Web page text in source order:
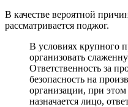
В качестве вероятной
рассматривается поджог.
В условиях крупного
организовать
Ответственность за
безопасность на
организации, при
назначается лицо,